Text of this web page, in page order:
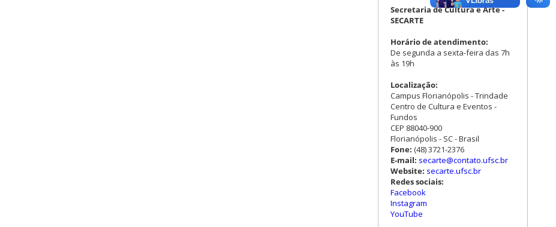
Secretaria de Cultura e Arte -
SECARTE
Horário de atendimento:
De segunda a sexta-feira das 7h
às 19h
Localização:
Campus Florianópolis - Trindade
Centro de Cultura e Eventos -
Fundos
CEP 88040-900
Florianópolis - SC - Brasil
Fone: (48) 3721-2376
E-mail: secarte@contato.ufsc.br
Website: secarte.ufsc.br
Redes sociais:
Facebook
Instagram
YouTube